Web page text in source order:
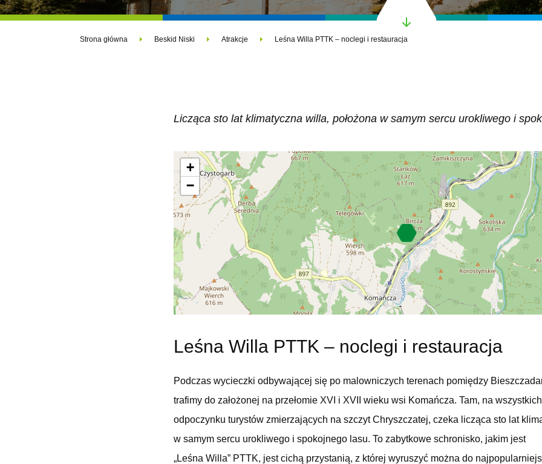
Strona główna Beskid Niski Atrakcje Leśna Willa PTTK – noclegi i restauracja
Licząca sto lat klimatyczna willa, położona w samym sercu urokliwego i
+
−
Leśna Willa PTTK – noclegi i restauracja
Podczas wycieczki odbywającej się po malowniczych terenach pomiędzy
trafimy do założonej na przełomie XVI i XVII wieku wsi Komańcza. Tam, na
odpoczynku turystów zmierzających na szczyt Chryszczatej, czeka licząca sto lat
w samym sercu urokliwego i spokojnego lasu. To zabytkowe schronisko, jakim jest
„Leśna Willa” PTTK, jest cichą przystanią, z której wyruszyć można do